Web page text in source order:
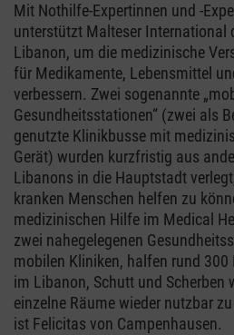
Mit Nothilfe-Expertinnen und -
unterstützt Malteser International
Libanon, um die medizinische
für Medikamente, Lebensmittel
verbessern. Zwei sogenannte
Gesundheitsstationen“ (zwei als
genutzte Klinikbusse mit
Gerät) wurden kurzfristig aus
Libanons in die Hauptstadt
kranken Menschen helfen zu
medizinischen Hilfe im Medical
zwei nahegelegenen
mobilen Kliniken, halfen rund 300
im Libanon, Schutt und Scherben
einzelne Räume wieder nutzbar
ist Felicitas von Campenhausen.